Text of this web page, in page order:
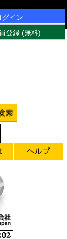
グイン
登録 (無料)